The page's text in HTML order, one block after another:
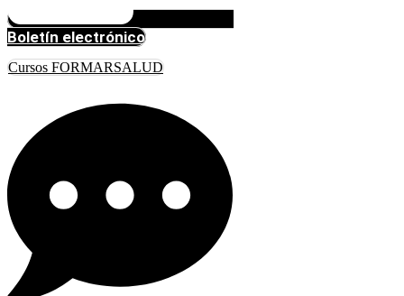
Boletín electrónico
Cursos FORMARSALUD